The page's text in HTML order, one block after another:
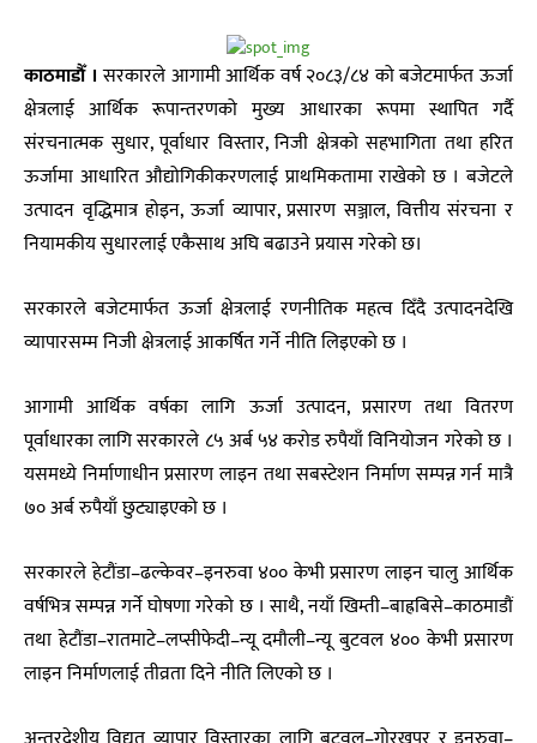
काठमाडाैँ ।सरकारले आगामी आर्थिक वर्ष २०८३/८४ को बजेटमार्फत ऊर्जा
क्षेत्रलाई आर्थिक रूपान्तरणको मुख्य आधारका रूपमा स्थापित गर्दै
संरचनात्मक सुधार, पूर्वाधार विस्तार, निजी क्षेत्रको सहभागिता तथा हरित
ऊर्जामा आधारित औद्योगिकीकरणलाई प्राथमिकतामा राखेको छ । बजेटले
उत्पादन वृद्धिमात्र होइन, ऊर्जा व्यापार, प्रसारण सञ्जाल, वित्तीय संरचना र
नियामकीय सुधारलाई एकैसाथ अघि बढाउने प्रयास गरेको छ।
सरकारले बजेटमार्फत ऊर्जा क्षेत्रलाई रणनीतिक महत्व दिँदै उत्पादनदेखि
व्यापारसम्म निजी क्षेत्रलाई आकर्षित गर्ने नीति लिइएको छ ।
आगामी आर्थिक वर्षका लागि ऊर्जा उत्पादन, प्रसारण तथा वितरण
पूर्वाधारका लागि सरकारले ८५ अर्ब ५४ करोड रुपैयाँ विनियोजन गरेको छ ।
यसमध्ये निर्माणाधीन प्रसारण लाइन तथा सबस्टेशन निर्माण सम्पन्न गर्न मात्रै
७० अर्ब रुपैयाँ छुट्याइएको छ ।
सरकारले हेटौंडा–ढल्केवर–इनरुवा ४०० केभी प्रसारण लाइन चालु आर्थिक
वर्षभित्र सम्पन्न गर्ने घोषणा गरेको छ । साथै, नयाँ खिम्ती–बाह्रबिसे–काठमाडौं
तथा हेटौंडा–रातमाटे–लप्सीफेदी–न्यू दमौली–न्यू बुटवल ४०० केभी प्रसारण
लाइन निर्माणलाई तीव्रता दिने नीति लिएको छ ।